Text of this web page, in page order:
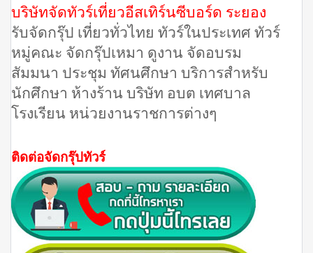
บริษัทจัดทัวร์เที่ยวอีสเทิร์นซีบอร์ด ระยอง
รับจัดกรุ๊ป เที่ยวทั่วไทย ทัวร์ในประเทศ ทัวร์
หมู่คณะ จัดกรุ๊ปเหมา ดูงาน จัดอบรม
สัมมนา ประชุม ทัศนศึกษา บริการสำหรับ
นักศึกษา ห้างร้าน บริษัท อบต เทศบาล
โรงเรียน หน่วยงานราชการต่างๆ
ติดต่อจัดกรุ๊ปทัวร์